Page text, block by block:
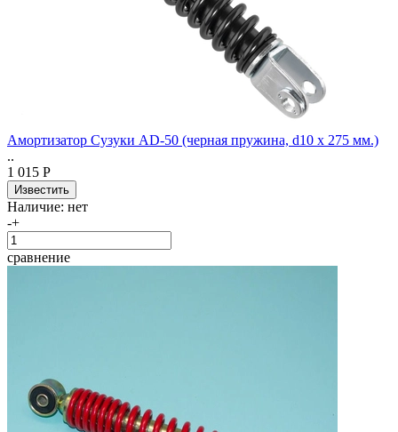
Амортизатор Сузуки AD-50 (черная пружина, d10 x 275 мм.)
..
1 015 Р
Наличие: нет
-+
сравнение